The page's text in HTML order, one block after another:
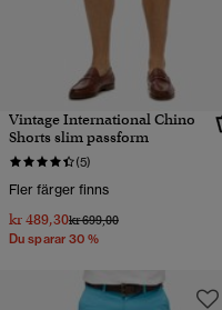
Vintage International Chino
Shorts slim passform
(5)
Fler färger finns
kr 489,30Pris reducerat från
kr 699,00till
Du sparar 30 %